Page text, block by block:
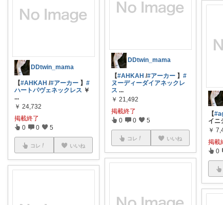
DDtwin_mama
【#AHKAH /#アーカー 】 #
ハートパヴェネックレス ￥
...
￥ 24,732
掲載終了
0 0 5
コレ いいね
DDtwin_mama
【#AHKAH /#アーカー 】#
ヌーディーダイアネックレ
ス ...
￥ 21,492
掲載終了
0 0 5
コレ いいね
【
イニ
￥
掲載
0